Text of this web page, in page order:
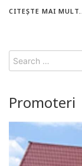
CITEȘTE MAI
Search
for:
Promoteri